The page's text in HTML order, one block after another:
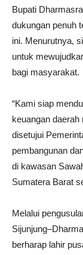
Bupati
dukungan penuh
ini. Menurutnya,
untuk
bagi masyarakat.
“Kami siap
keuangan
disetujui
pembangunan
di kawasan
Sumatera Barat
Melalui
berharap lahir